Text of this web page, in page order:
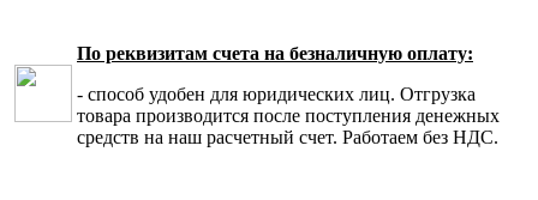
По реквизитам счета на безналичную оплату:
- способ удобен для юридических лиц. Отгрузка
товара производится после поступления денежных
средств на наш расчетный счет. Работаем без НДС.